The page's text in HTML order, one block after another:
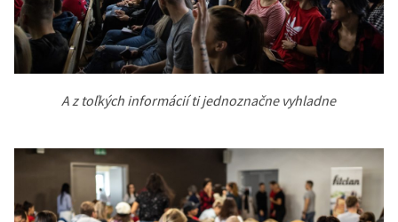
A z toľkých informácií ti jednoznačne vyhladne